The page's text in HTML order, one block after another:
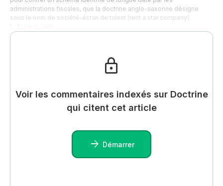
administrations fiscales, que la doctrine anglo-saxonne désigne
sous le nom de société-écran de talent (rent a star company).
Voir les commentaires indexés sur Doctrine
qui citent cet article
Démarrer